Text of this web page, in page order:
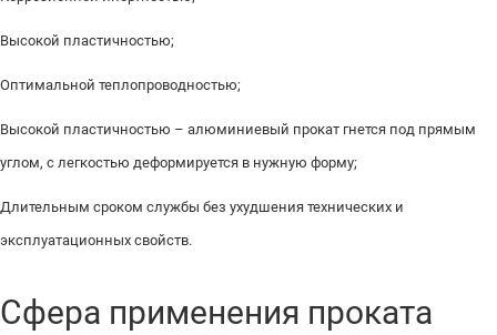
Высокой пластичностью;
Оптимальной теплопроводностью;
Высокой пластичностью – алюминиевый прокат гнется под прямым
углом, с легкостью деформируется в нужную форму;
Длительным сроком службы без ухудшения технических и
эксплуатационных свойств.
Сфера применения проката